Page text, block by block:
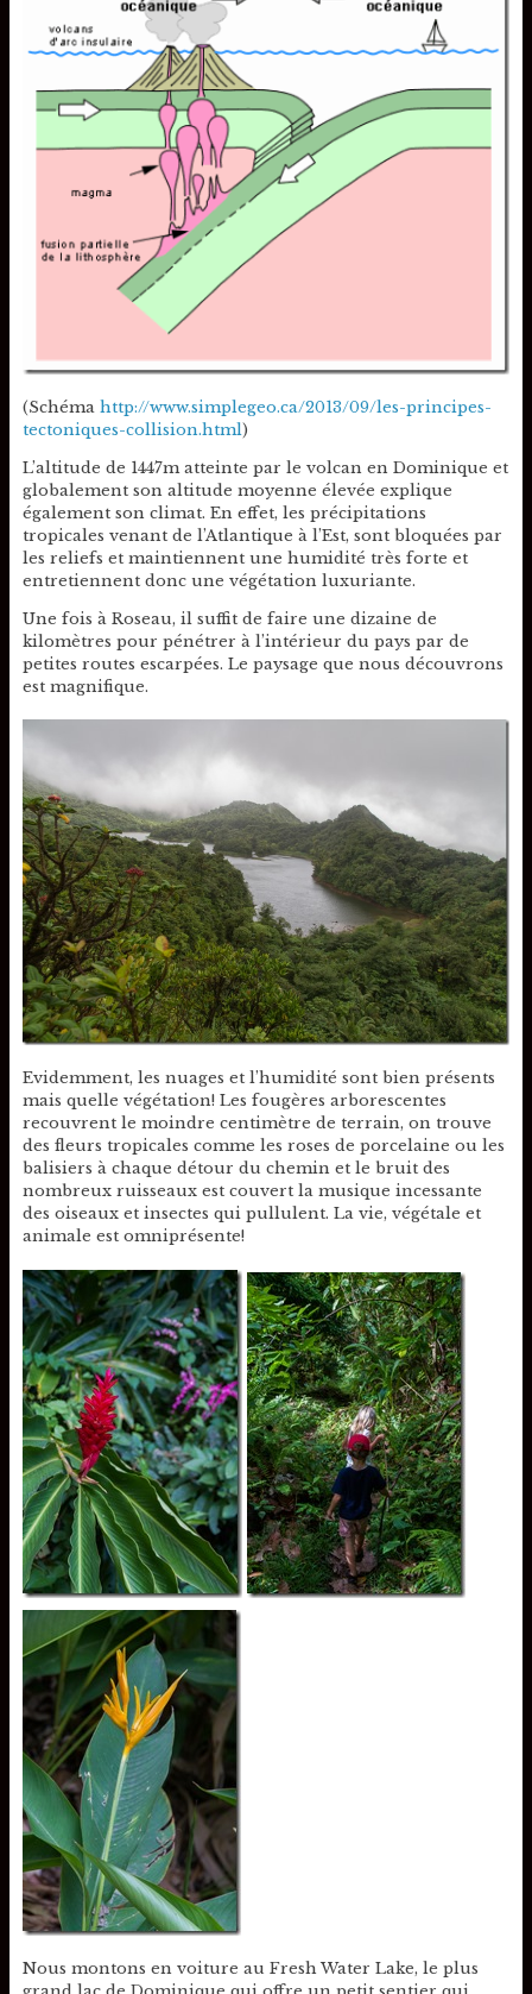
(Schéma http://www.simplegeo.ca/2013/09/les-principes-
tectoniques-collision.html)
L’altitude de 1447m atteinte par le volcan en Dominique et
globalement son altitude moyenne élevée explique
également son climat. En effet, les précipitations
tropicales venant de l’Atlantique à l’Est, sont bloquées par
les reliefs et maintiennent une humidité très forte et
entretiennent donc une végétation luxuriante.
Une fois à Roseau, il suffit de faire une dizaine de
kilomètres pour pénétrer à l’intérieur du pays par de
petites routes escarpées. Le paysage que nous découvrons
est magnifique.
Evidemment, les nuages et l’humidité sont bien présents
mais quelle végétation! Les fougères arborescentes
recouvrent le moindre centimètre de terrain, on trouve
des fleurs tropicales comme les roses de porcelaine ou les
balisiers à chaque détour du chemin et le bruit des
nombreux ruisseaux est couvert la musique incessante
des oiseaux et insectes qui pullulent. La vie, végétale et
animale est omniprésente!
Nous montons en voiture au Fresh Water Lake, le plus